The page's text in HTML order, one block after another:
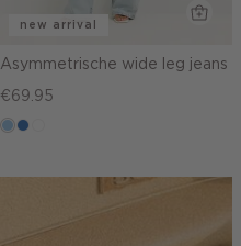
new arrival
Asymmetrische wide leg jeans
€69.95
blauw,
light
blauw,
middle